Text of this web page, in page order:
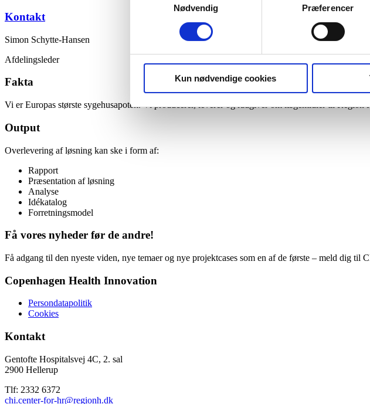
Nødvendig
Præferencer
Kun nødvendige cookies
Kontakt
Simon Schytte-Hansen
Afdelingsleder
Fakta
Vi er Europ​as største sygehusapotek. Vi producerer, leverer og rådgiver om lægemidler til Region
Output
Overlevering af løsning kan ske i form af:
Rapport
Præsentation af løsning
Analyse
Idékatalog
Forretningsmodel
Få vores nyheder før de andre!
Få adgang til den nyeste viden, nye temaer og nye projektcases som en af de første – meld dig til
Copenhagen Health Innovation
Persondatapolitik
Cookies
Kontakt
Gentofte Hospitalsvej 4C, 2. sal
2900 Hellerup
Tlf: 2332 6372
chi.center-for-hr@regionh.dk